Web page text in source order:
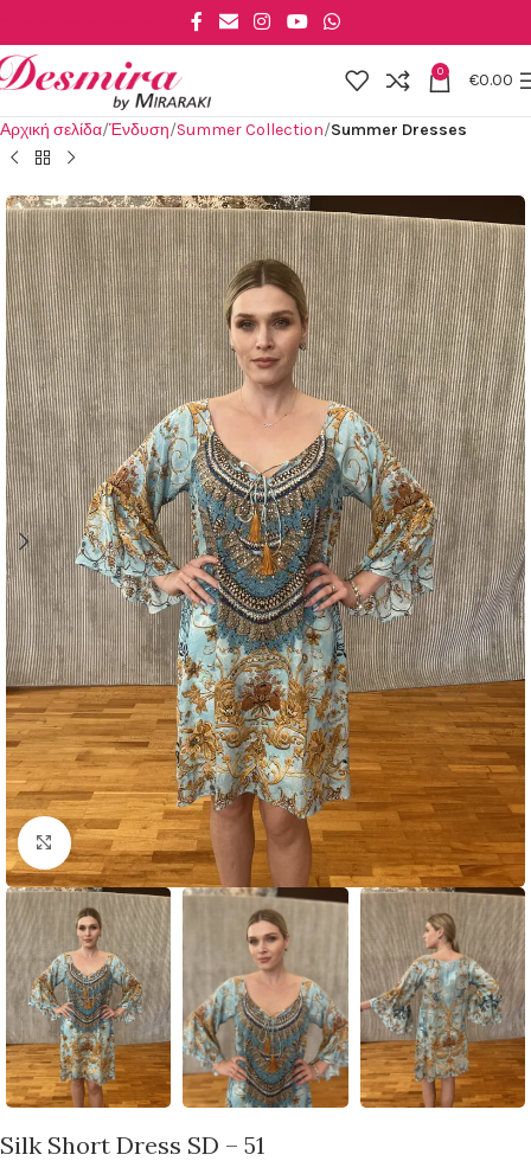
0 €0.00
Αρχική σελίδα Ένδυση Summer Collection Summer Dresses
Click to enlarge
Silk Short Dress SD – 51